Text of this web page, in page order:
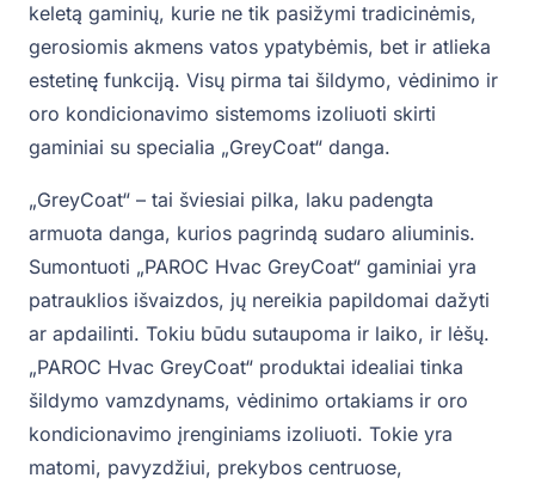
keletą gaminių, kurie ne tik pasižymi tradicinėmis,
gerosiomis akmens vatos ypatybėmis, bet ir atlieka
estetinę funkciją. Visų pirma tai šildymo, vėdinimo ir
oro kondicionavimo sistemoms izoliuoti skirti
gaminiai su specialia „GreyCoat“ danga.
„GreyCoat“ – tai šviesiai pilka, laku padengta
armuota danga, kurios pagrindą sudaro aliuminis.
Sumontuoti „PAROC Hvac GreyCoat“ gaminiai yra
patrauklios išvaizdos, jų nereikia papildomai dažyti
ar apdailinti. Tokiu būdu sutaupoma ir laiko, ir lėšų.
„PAROC Hvac GreyCoat“ produktai idealiai tinka
šildymo vamzdynams, vėdinimo ortakiams ir oro
kondicionavimo įrenginiams izoliuoti. Tokie yra
matomi, pavyzdžiui, prekybos centruose,